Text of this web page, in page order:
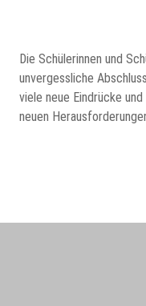
Die Schülerinnen und
unvergessliche
viele neue Eindrücke
neuen